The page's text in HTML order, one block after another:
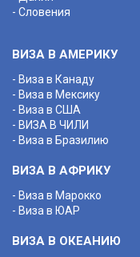
- Словения
ВИЗА В АМЕРИКУ
- Виза в Канаду
- Виза в Мексику
- Виза в США
- ВИЗА В ЧИЛИ
- Виза в Бразилию
ВИЗА В АФРИКУ
- Виза в Марокко
- Виза в ЮАР
ВИЗА В ОКЕАНИЮ